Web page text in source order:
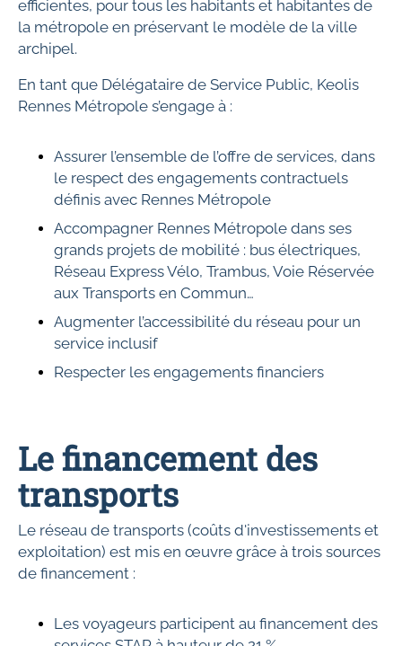
efficientes, pour tous les habitants et habitantes de
la métropole en préservant le modèle de la ville
archipel.
En tant que Délégataire de Service Public, Keolis
Rennes Métropole s’engage à :
Assurer l’ensemble de l’offre de services, dans
le respect des engagements contractuels
définis avec Rennes Métropole
Accompagner Rennes Métropole dans ses
grands projets de mobilité : bus électriques,
Réseau Express Vélo, Trambus, Voie Réservée
aux Transports en Commun…
Augmenter l’accessibilité du réseau pour un
service inclusif
Respecter les engagements financiers
Le financement des
transports
Le réseau de transports (coûts d'investissements et
exploitation) est mis en œuvre grâce à trois sources
de financement :
Les voyageurs participent au financement des